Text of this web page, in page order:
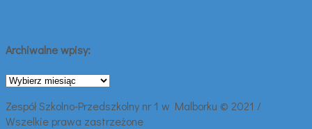
Archiwalne wpisy:
Archiwalne
Zespół Szkolno-Przedszkolny nr 1 w Malborku © 2021 /
Wszelkie prawa zastrzeżone